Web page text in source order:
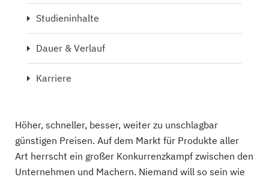
Studieninhalte
Dauer & Verlauf
Karriere
Höher, schneller, besser, weiter zu unschlagbar
günstigen Preisen. Auf dem Markt für Produkte aller
Art herrscht ein großer Konkurrenzkampf zwischen den
Unternehmen und Machern. Niemand will so sein wie